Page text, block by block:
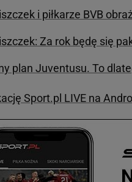
i piłkarze BVB
Za rok będę się
plan Juventusu. To
Sport.pl LIVE na